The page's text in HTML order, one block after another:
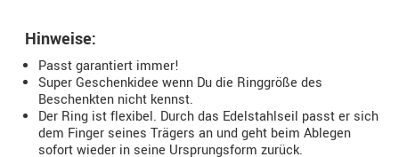
Hinweise:
Passt garantiert immer!
Super Geschenkidee wenn Du die Ringgröße des
Beschenkten nicht kennst.
Der Ring ist flexibel. Durch das Edelstahlseil passt er sich
dem Finger seines Trägers an und geht beim Ablegen
sofort wieder in seine Ursprungsform zurück.